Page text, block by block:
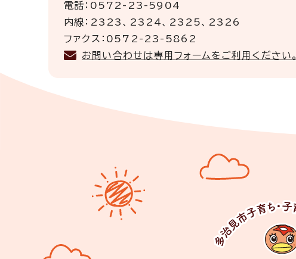
電話：0572-23-5904
内線：2323、2324、2325、2326
ファクス：0572-23-5862
お問い合わせは専用フォームをご利用ください。